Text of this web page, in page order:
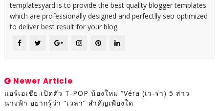
templatesyard is to provide the best quality blogger templates
which are professionally designed and perfectlly seo optimized
to deliver best result for your blog.
Newer Article
แอร์เอเชีย เปิดตัว T-POP น้องใหม่ “Véra (เว-ร่า) 5 สาว
นางฟ้า อยากรู้ว่า “เวลา” สำคัญเพียงใด